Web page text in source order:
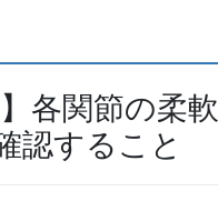
各関節の柔軟
認すること